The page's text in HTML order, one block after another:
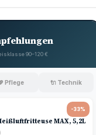
90–120 €
Pflege 🔌 Technik
-33%
MAX, 5,2L